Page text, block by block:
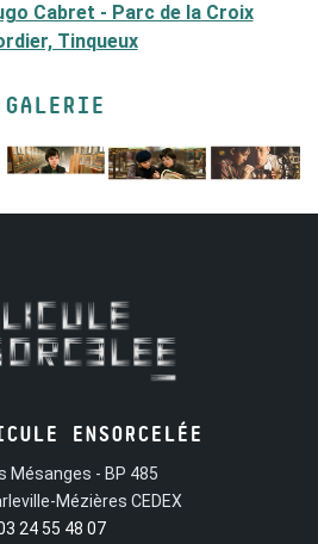
Cabret - Parc de la Croix
Tinqueux
GALERIE
ENSORCELÉE
Mésanges - BP 485
Mézières CEDEX
24 55 48 07